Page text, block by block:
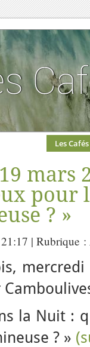
Les Cafés
mars
pour
? »
| Rubrique :
la Nuit :
? »